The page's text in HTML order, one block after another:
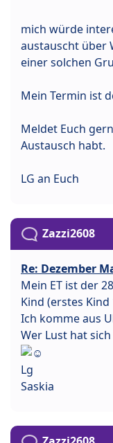
mich würde
austauscht über
einer solchen
Mein Termin ist
Meldet Euch
Austausch habt.
LG an Euch
Zazzi2608
Re: Dezember
Mein ET ist der
Kind (erstes
Ich komme aus
Wer Lust hat
Lg
Saskia